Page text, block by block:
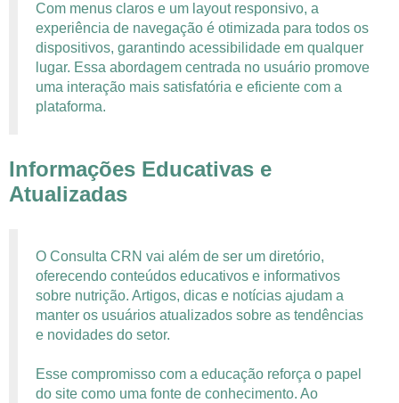
Com menus claros e um layout responsivo, a
experiência de navegação é otimizada para todos os
dispositivos, garantindo acessibilidade em qualquer
lugar. Essa abordagem centrada no usuário promove
uma interação mais satisfatória e eficiente com a
plataforma.
Informações Educativas e
Atualizadas
O Consulta CRN vai além de ser um diretório,
oferecendo conteúdos educativos e informativos
sobre nutrição. Artigos, dicas e notícias ajudam a
manter os usuários atualizados sobre as tendências
e novidades do setor.
Esse compromisso com a educação reforça o papel
do site como uma fonte de conhecimento. Ao